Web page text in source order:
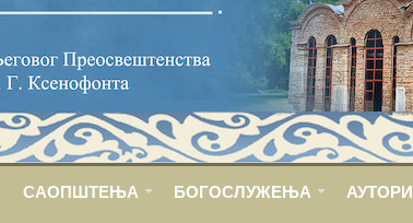
САОПШТЕЊА БОГОСЛУЖЕЊА АУТОРИ